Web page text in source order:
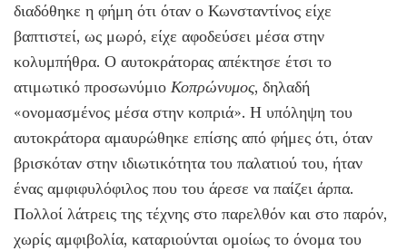
διαδόθηκε η φήμη ότι όταν ο Κωνσταντίνος είχε
βαπτιστεί, ως μωρό, είχε αφοδεύσει μέσα στην
κολυμπήθρα. Ο αυτοκράτορας απέκτησε έτσι το
ατιμωτικό προσωνύμιο Κοπρώνυμος, δηλαδή
«ονομασμένος μέσα στην κοπριά». Η υπόληψη του
αυτοκράτορα αμαυρώθηκε επίσης από φήμες ότι, όταν
βρισκόταν στην ιδιωτικότητα του παλατιού του, ήταν
ένας αμφιφυλόφιλος που του άρεσε να παίζει άρπα.
Πολλοί λάτρεις της τέχνης στο παρελθόν και στο παρόν,
χωρίς αμφιβολία, καταριούνται ομοίως το όνομα του